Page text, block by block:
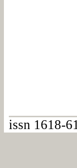
issn 1618-